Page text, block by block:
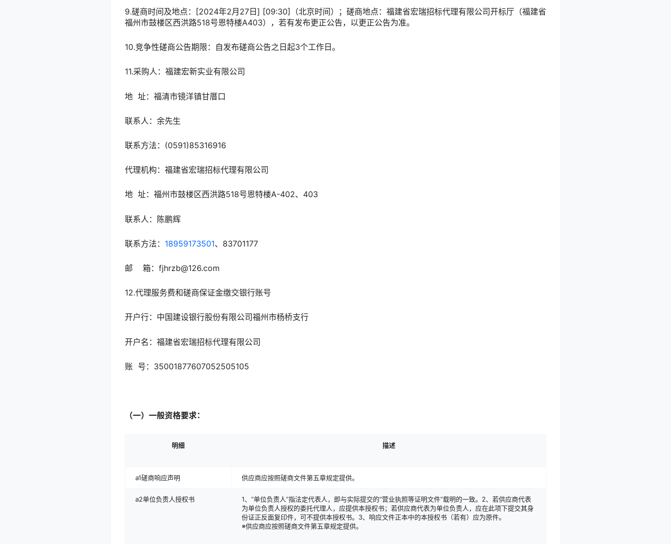
9.磋商时间及地点：[2024年2月27日] [09:30]（北京时间）；磋商地点：福建省宏瑞招标代理有限公司开标厅（福建省
福州市鼓楼区西洪路518号恩特楼A403），若有发布更正公告，以更正公告为准。
10.竞争性磋商公告期限：自发布磋商公告之日起3个工作日。
11.采购人：福建宏新实业有限公司
地 址：福清市镜洋镇甘厝口
联系人：余先生
联系方法：(0591)85316916
代理机构：福建省宏瑞招标代理有限公司
地 址：福州市鼓楼区西洪路518号恩特楼A-402、403
联系人：陈鹏辉
联系方法： 18959173501、83701177
邮 箱：fjhrzb@126.com
12.代理服务费和磋商保证金缴交银行账号
开户行：中国建设银行股份有限公司福州市杨桥支行
开户名：福建省宏瑞招标代理有限公司
账 号：35001877607052505105
（一）一般资格要求：
明细 描述
a1磋商响应声明 供应商应按照磋商文件第五章规定提供。
a2单位负责人授权书
1、“单位负责人”指法定代表人，即与实际提交的“营业执照等证明文件”载明的一致。2、若供应商代表
为单位负责人授权的委托代理人，应提供本授权书；若供应商代表为单位负责人，应在此项下提交其身
份证正反面复印件，可不提供本授权书。3、响应文件正本中的本授权书（若有）应为原件。
※供应商应按照磋商文件第五章规定提供。